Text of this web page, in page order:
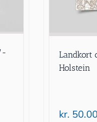
Landkort
Holstein
kr. 50.00